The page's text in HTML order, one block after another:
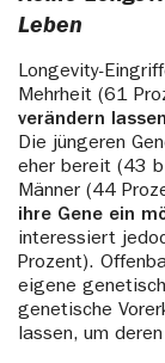
Leben
Longevity-
Mehrheit (61
verändern lassen
Die jüngeren
eher bereit (43
Männer (44
ihre Gene ein
interessiert
Prozent).
eigene
genetische
lassen, um